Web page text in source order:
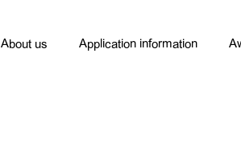
About us Application information